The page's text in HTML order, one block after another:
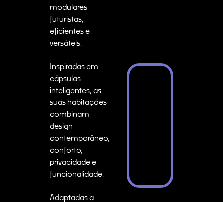
modulares
futuristas,
eficientes e
versáteis.
Inspiradas em
cápsulas
inteligentes, as
suas habitações
combinam
design
contemporâneo,
conforto,
privacidade e
funcionalidade.
Adaptadas a